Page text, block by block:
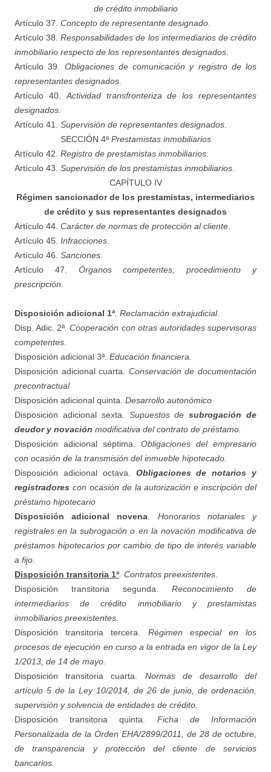
de crédito inmobiliario
Artículo 37. Concepto de representante designado.
Artículo 38.Responsabilidades de los intermediarios de crédito
inmobiliario respecto de los representantes designados.
Artículo 39. Obligaciones de comunicación y registro de los
representantes designados.
Artículo 40.Actividad transfronteriza de los representantes
designados.
Artículo 41. Supervisión de representantes designados.
SECCIÓN 4ªPrestamistas inmobiliarios
Artículo 42. Registro de prestamistas inmobiliarios.
Artículo 43. Supervisión de los prestamistas inmobiliarios.
CAPÍTULO IV
Régimen sancionador de los prestamistas, intermediarios
de crédito y sus representantes designados
Artículo 44. Carácter de normas de protección al cliente.
Artículo 45. Infracciones.
Artículo 46. Sanciones.
Artículo 47. Órganos competentes, procedimiento y
prescripción.
Disposición adicional 1ª. Reclamación extrajudicial.
Disp. Adic. 2ª.Cooperación con otras autoridades supervisoras
competentes.
Disposición adicional 3ª. Educación financiera.
Disposición adicional cuarta. Conservación de documentación
precontractual
Disposición adicional quinta. Desarrollo autonómico
Disposición adicional sexta. Supuestos desubrogación de
deudor y novación modificativa del contrato de préstamo.
Disposición adicional séptima. Obligaciones del empresario
con ocasión de la transmisión del inmueble hipotecado.
Disposición adicional octava. Obligaciones de notarios y
registradores con ocasión de la autorización e inscripción del
préstamo hipotecario
Disposición adicional novena. Honorarios notariales y
registrales en la subrogación o en la novación modificativa de
préstamos hipotecarios por cambio de tipo de interés variable
a fijo.
Disposición transitoria 1ª. Contratos preexistentes.
Disposición transitoria segunda. Reconocimiento de
intermediarios de crédito inmobiliario y prestamistas
inmobiliarios preexistentes.
Disposición transitoria tercera. Régimen especial en los
procesos de ejecución en curso a la entrada en vigor de la Ley
1/2013, de 14 de mayo.
Disposición transitoria cuarta. Normas de desarrollo del
artículo 5 de la Ley 10/2014, de 26 de junio, de ordenación,
supervisión y solvencia de entidades de crédito.
Disposición transitoria quinta. Ficha de Información
Personalizada de la Orden EHA/2899/2011, de 28 de octubre,
de transparencia y protección del cliente de servicios
bancarios.